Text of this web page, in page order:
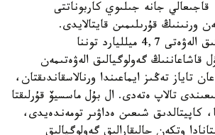
جانە جىلىوي كاربوناتتى
ورنىنىڭ قۇرىلىمىن قايتالايدى.
ماسسيۆتىڭ رەسۋرستىق الەۋەتى 4,7 ميلليارد توننا
قاشاعاننىڭ گەولوگيالىق الەۋەتىمەن
تاياز تەڭىز ايماعىندا ورنالاسقاندىقتان،
تالاپ ەتەدى. ال بۇل ماسسيۆ قۇرلىقتا
كاپيتالدىق شىعىن ەداۋىر تومەندەيدى،